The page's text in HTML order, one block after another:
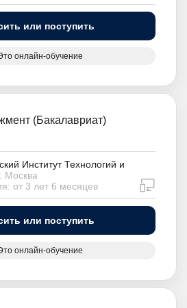
или поступить
онлайн-обучение
(Бакалавриат)
Институт Технологий и
Москва
от 3 лет 6 месяцев
или поступить
онлайн-обучение